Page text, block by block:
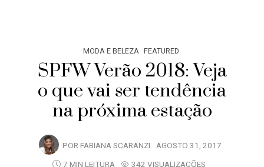
MODA E BELEZA FEATURED
SPFW Verão 2018: Veja
o que vai ser tendência
na próxima estação
POR FABIANA SCARANZI AGOSTO 31, 2017
7 MIN LEITURA
342 VISUALIZAÇÕES